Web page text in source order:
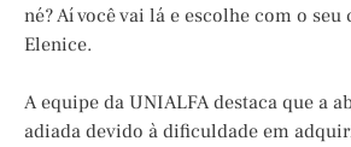
né? Aí você vai lá e escolhe com o seu
Elenice.
A equipe da UNIALFA destaca que a
adiada devido à dificuldade em